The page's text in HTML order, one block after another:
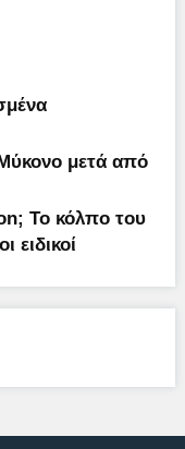
μετά από
Το κόλπο του
ειδικοί